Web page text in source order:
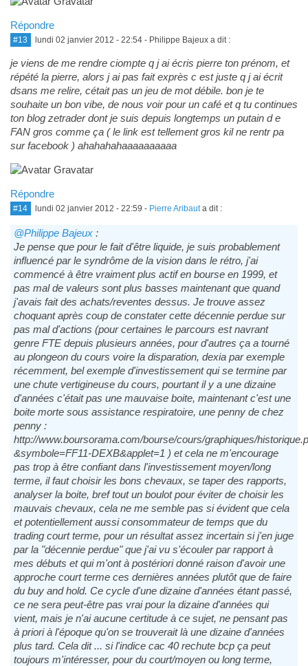
Répondre
#13 lundi 02 janvier 2012 - 22:54- Philippe Bajeux a dit :
je viens de me rendre ciompte q j ai écris pierre ton prénom, et
répété la pierre, alors j ai pas fait exprès c est juste q j ai écrit
dsans me relire, cétait pas un jeu de mot débile. bon je te
souhaite un bon vibe, de nous voir pour un café et q tu continues
ton blog zetrader dont je suis depuis longtemps un putain d e
FAN gros comme ça ( le link est tellement gros kil ne rentr pa
sur facebook ) ahahahahaaaaaaaaaa
Répondre
#14 lundi 02 janvier 2012 - 22:59 - Pierre Aribauta dit :
@Philippe Bajeux:
Je pense que pour le fait d'être liquide, je suis probablement
influencé par le syndrôme de la vision dans le rétro, j'ai
commencé à être vraiment plus actif en bourse en 1999, et
pas mal de valeurs sont plus basses maintenant que quand
j'avais fait des achats/reventes dessus. Je trouve assez
choquant après coup de constater cette décennie perdue sur
pas mal d'actions (pour certaines le parcours est navrant
genre FTE depuis plusieurs années, pour d'autres ça a tourné
au plongeon du cours voire la disparation, dexia par exemple
récemment, bel exemple d'investissement qui se termine par
une chute vertigineuse du cours, pourtant il y a une dizaine
d'années c'était pas une mauvaise boite, maintenant c'est une
boite morte sous assistance respiratoire, une penny de chez
penny :
http://www.boursorama.com/bourse/cours/graphiques/
&symbole=FF11-DEXB&applet=1 ) et cela ne m'encourage
pas trop à être confiant dans l'investissement moyen/long
terme, il faut choisir les bons chevaux, se taper des rapports,
analyser la boite, bref tout un boulot pour éviter de choisir les
mauvais chevaux, cela ne me semble pas si évident que cela
et potentiellement aussi consommateur de temps que du
trading court terme, pour un résultat assez incertain si j'en juge
par la "décennie perdue" que j'ai vu s'écouler par rapport à
mes débuts et qui m'ont à postériori donné raison d'avoir une
approche court terme ces dernières années plutôt que de faire
du buy and hold. Ce cycle d'une dizaine d'années étant passé,
ce ne sera peut-être pas vrai pour la dizaine d'années qui
vient, mais je n'ai aucune certitude à ce sujet, ne pensant pas
à priori à l'époque qu'on se trouverait là une dizaine d'années
plus tard. Cela dit ... si l'indice cac 40 rechute bcp ça peut
toujours m'intéresser, pour du court/moyen ou long terme,